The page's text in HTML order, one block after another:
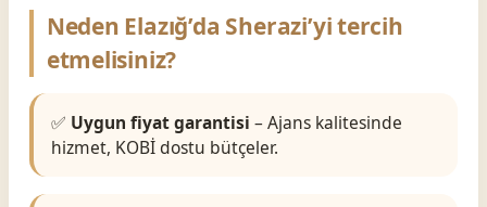
Neden Elazığ’da Sherazi’yi tercih
etmelisiniz?
✅ Uygun fiyat garantisi – Ajans kalitesinde
hizmet, KOBİ dostu bütçeler.